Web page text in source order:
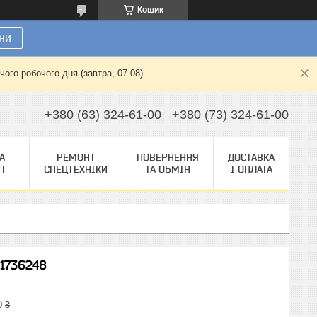
Кошик
робочого дня (завтра, 07.08).
+380 (63) 324-61-00 +380 (73) 324-61-00
РЕМОНТ
СПЕЦТЕХНІКИ
ПОВЕРНЕННЯ
ТА ОБМІН
ДОСТАВКА
І ОПЛАТА
₴